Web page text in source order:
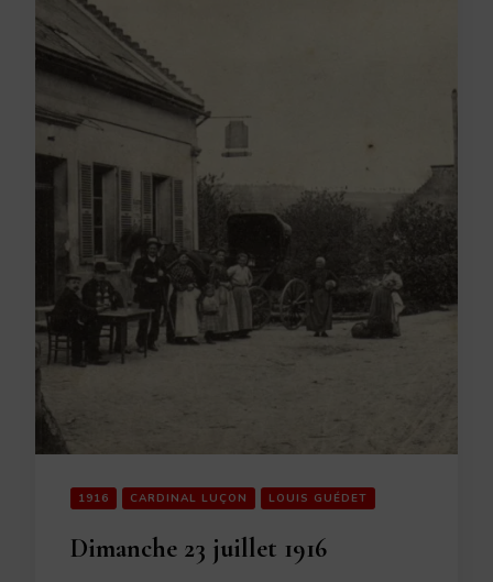
1916 CARDINAL LUÇON LOUIS GUÉDET
Dimanche 23 juillet 1916